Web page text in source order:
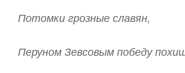
Потомки грозные славян,
Перуном Зевсовым победу